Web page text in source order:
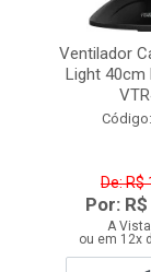
Ventilador
Light 40cm
De: R$
Por:
A
ou em 12x